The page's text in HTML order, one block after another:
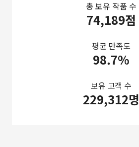
총 보유 작품 수
74,189점
평균 만족도
98.7%
보유 고객 수
229,312명